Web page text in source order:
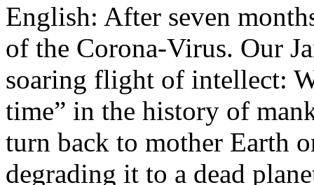
English: After seven
of the Corona-Virus. Our
soaring flight of intellect:
time” in the history of
turn back to mother Earth
degrading it to a dead